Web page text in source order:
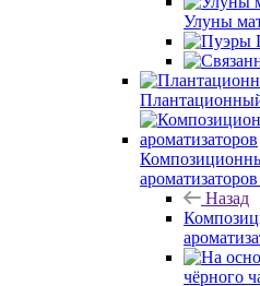
Улуны
ароматизаторов
Назад
чёрного